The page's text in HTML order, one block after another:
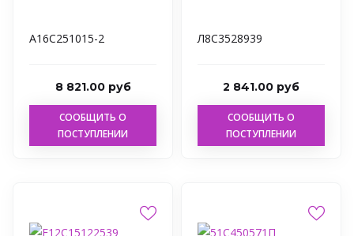
А16С251015-2
8 821.00 руб
СООБЩИТЬ О
ПОСТУПЛЕНИИ
Л8С3528939
2 841.00 руб
СООБЩИТЬ О
ПОСТУПЛЕНИИ